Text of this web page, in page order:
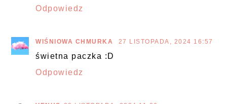
Odpowiedz
WIŚNIOWA CHMURKA 27 LISTOPADA, 2024 16:57
świetna paczka :D
Odpowiedz